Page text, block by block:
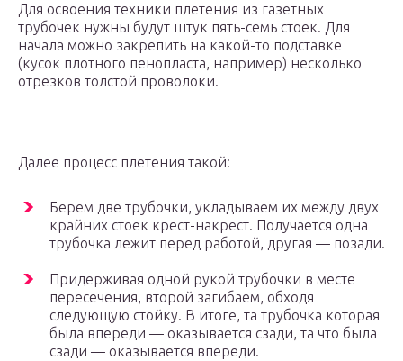
Для освоения техники плетения из газетных
трубочек нужны будут штук пять-семь стоек. Для
начала можно закрепить на какой-то подставке
(кусок плотного пенопласта, например) несколько
отрезков толстой проволоки.
Далее процесс плетения такой:
Берем две трубочки, укладываем их между двух
крайних стоек крест-накрест. Получается одна
трубочка лежит перед работой, другая — позади.
Придерживая одной рукой трубочки в месте
пересечения, второй загибаем, обходя
следующую стойку. В итоге, та трубочка которая
была впереди — оказывается сзади, та что была
сзади — оказывается впереди.